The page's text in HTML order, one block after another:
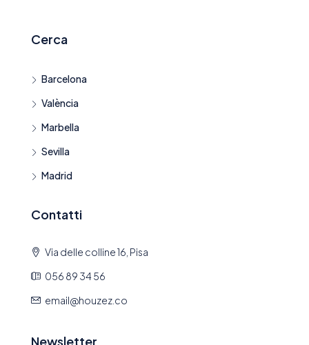
Cerca
Barcelona
València
Marbella
Sevilla
Madrid
Contatti
Via delle colline 16, Pisa
056 89 34 56
email@houzez.co
Newsletter